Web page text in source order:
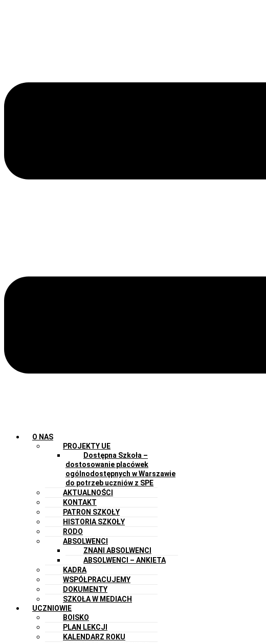
O NAS
PROJEKTY UE
Dostępna Szkoła –
dostosowanie placówek
ogólnodostępnych w Warszawie
do potrzeb uczniów z SPE
AKTUALNOŚCI
KONTAKT
PATRON SZKOŁY
HISTORIA SZKOŁY
RODO
ABSOLWENCI
ZNANI ABSOLWENCI
ABSOLWENCI – ANKIETA
KADRA
WSPÓŁPRACUJEMY
DOKUMENTY
SZKOŁA W MEDIACH
UCZNIOWIE
BOISKO
PLAN LEKCJI
KALENDARZ ROKU